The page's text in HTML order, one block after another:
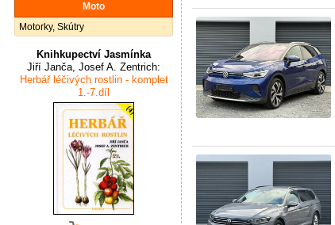
Moto
Motorky, Skútry
Knihkupectví Jasmínka
Jiří Janča, Josef A. Zentrich:
Herbář léčivých rostlin - komplet
1.-7.díl